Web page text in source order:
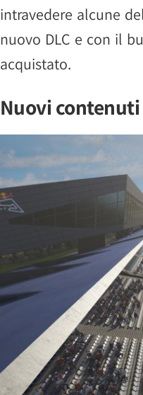
intravedere alcune
nuovo DLC e con il
acquistato.
Nuovi